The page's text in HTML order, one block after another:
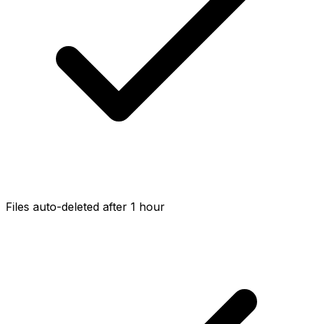
Files auto-deleted after 1 hour